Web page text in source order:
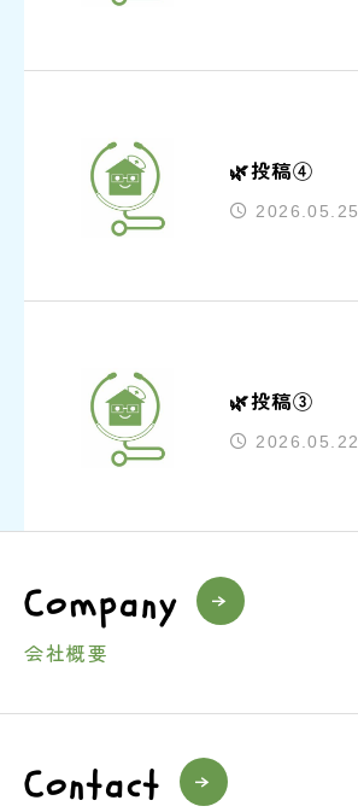
🌿投稿④
2026.05.25
🌿投稿③
2026.05.22
Company
会社概要
Contact